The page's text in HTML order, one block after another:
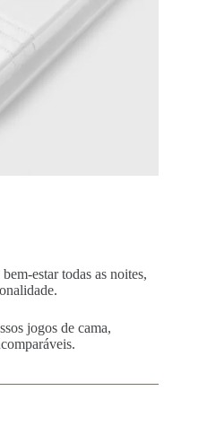
estar todas as noites,
jogos de cama,